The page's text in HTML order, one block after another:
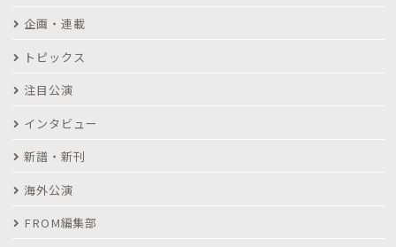
企画・連載
トピックス
注目公演
インタビュー
新譜・新刊
海外公演
FROM編集部